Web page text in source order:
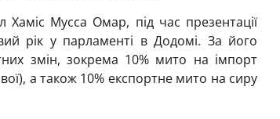
Мусса Омар, під час презентації
рік у парламенті в Додомі. За його
змін, зокрема 10% мито на імпорт
а також 10% експортне мито на сиру